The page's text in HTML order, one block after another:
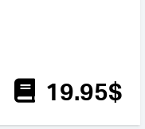
19.95$